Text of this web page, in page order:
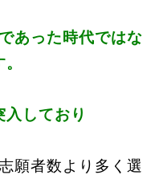
あった時代ではな
しており
願者数より多く選